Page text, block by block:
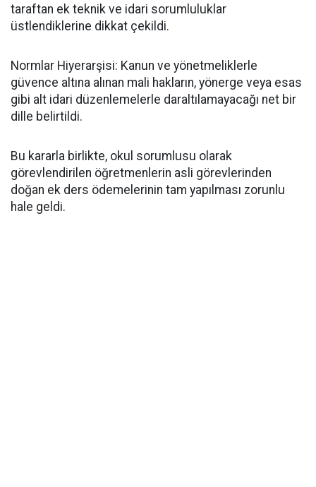
taraftan ek teknik ve idari sorumluluklar
üstlendiklerine dikkat çekildi.
​Normlar Hiyerarşisi: Kanun ve yönetmeliklerle
güvence altına alınan mali hakların, yönerge veya esas
gibi alt idari düzenlemelerle daraltılamayacağı net bir
dille belirtildi.
​Bu kararla birlikte, okul sorumlusu olarak
görevlendirilen öğretmenlerin asli görevlerinden
doğan ek ders ödemelerinin tam yapılması zorunlu
hale geldi.